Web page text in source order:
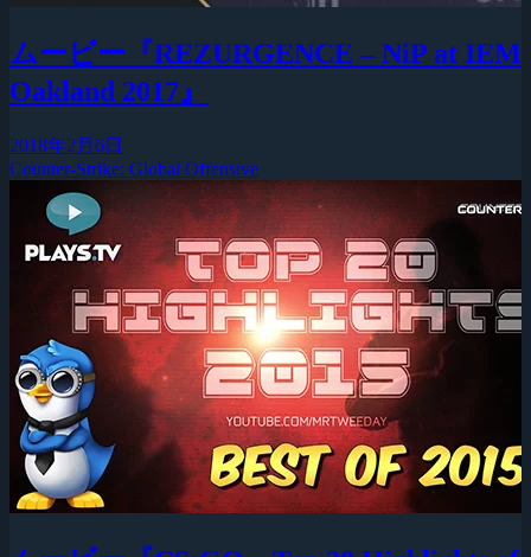
ムービー『REZURGENCE – NiP at IEM
Oakland 2017』
2018年2月6日
Counter-Strike: Global Offensive